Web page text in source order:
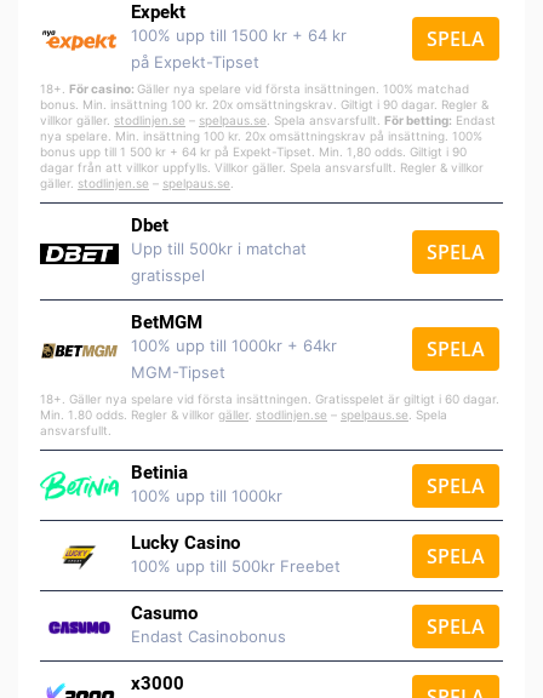
Expekt
100% upp till 1500 kr + 64 kr
på Expekt-Tipset
SPELA
18+. För casino: Gäller nya spelare vid första insättningen. 100% matchad
bonus. Min. insättning 100 kr. 20x omsättningskrav. Giltigt i 90 dagar. Regler &
villkor gäller. stodlinjen.se – spelpaus.se . Spela ansvarsfullt. För betting: Endast
nya spelare. Min. insättning 100 kr. 20x omsättningskrav på insättning. 100%
bonus upp till 1 500 kr + 64 kr på Expekt-Tipset. Min. 1,80 odds. Giltigt i 90
dagar från att villkor uppfylls. Villkor gäller. Spela ansvarsfullt. Regler & villkor
gäller. stodlinjen.se – spelpaus.se
Dbet
Upp till 500kr i matchat
gratisspel
SPELA
BetMGM
100% upp till 1000kr + 64kr
MGM-Tipset
SPELA
18+. Gäller nya spelare vid första insättningen. Gratisspelet är giltigt i 60 dagar.
Min. 1.80 odds. Regler & villkor gäller stodlinjen.se – spelpaus.se . Spela
ansvarsfullt.
Betinia
100% upp till 1000kr SPELA
Lucky Casino
100% upp till 500kr Freebet SPELA
Casumo
Endast Casinobonus SPELA
x3000